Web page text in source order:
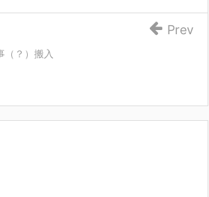
（？）搬入
Prev